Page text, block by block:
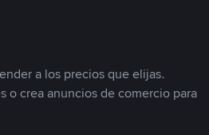
a los precios que elijas.
o crea anuncios de comercio para